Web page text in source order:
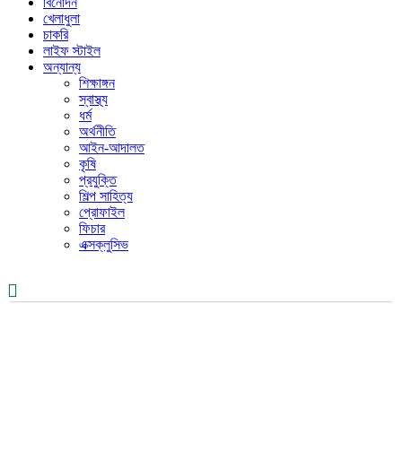
খেলাধুলা
চাকরি
লাইফ স্টাইল
অন্যান্য
শিক্ষাঙ্গন
স্বাস্থ্য
ধর্ম
অর্থনীতি
আইন-আদালত
কৃষি
প্রযুক্তি
শিল্প সাহিত্য
প্রোফাইল
ফিচার
এক্সক্লুসিভ